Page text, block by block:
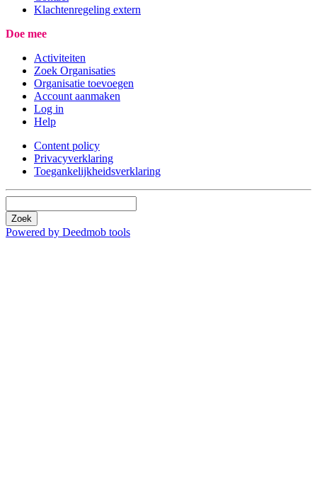
Klachtenregeling extern
Doe mee
Activiteiten
Zoek Organisaties
Organisatie toevoegen
Account aanmaken
Log in
Help
Content policy
Privacyverklaring
Toegankelijkheidsverklaring
Zoek
Powered by Deedmob tools